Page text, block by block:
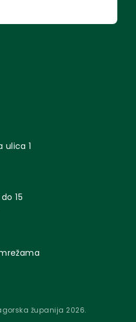
ulica 1
15
županija 2026.